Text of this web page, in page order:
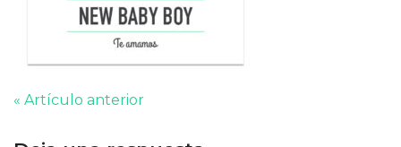
« Artículo anterior